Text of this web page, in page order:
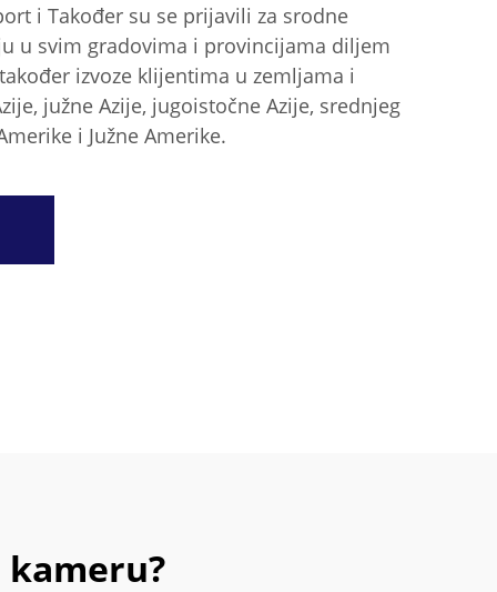
i Također su se prijavili za srodne
u svim gradovima i provincijama diljem
izvoze klijentima u zemljama i
južne Azije, jugoistočne Azije, srednjeg
i Južne Amerike.
kameru?